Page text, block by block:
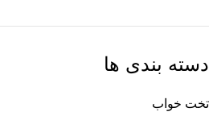
دسته بندی ها
تخت خواب